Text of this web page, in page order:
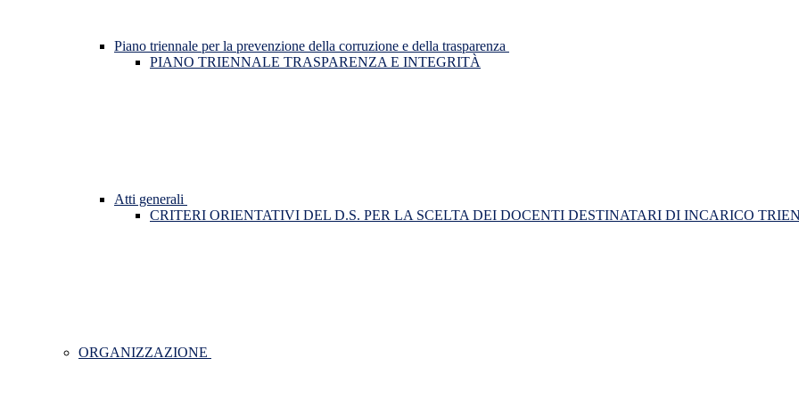
Piano triennale per la prevenzione della corruzione e della trasparenza
PIANO TRIENNALE TRASPARENZA E INTEGRITÀ
Atti generali
CRITERI ORIENTATIVI DEL D.S. PER LA SCELTA DEI DOCENTI DESTINATARI DI INCARICO
ORGANIZZAZIONE